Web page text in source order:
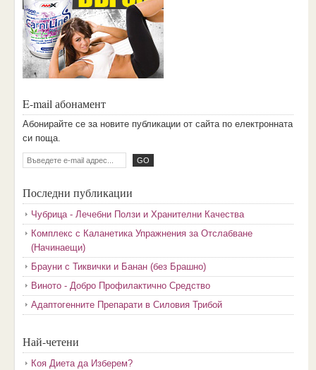
E-mail абонамент
Aбoниpaйтe ce зa нoвитe пyбликaции oт caйтa пo eлeктpoннaтa
cи пoщa.
Последни публикации
Чубрица - Лечебни Ползи и Хранителни Качества
Комплекс с Каланетика Упражнения за Отслабване
(Начинаещи)
Брауни с Тиквички и Банан (без Брашно)
Виното - Добро Профилактично Средство
Адаптогенните Препарати в Силовия Трибой
Най-четени
Коя Диета да Изберем?